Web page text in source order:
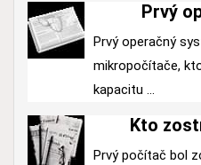
Prvý
Prvý operačný
mikropočítače,
kapacitu ...
Kto
Prvý počítač bol